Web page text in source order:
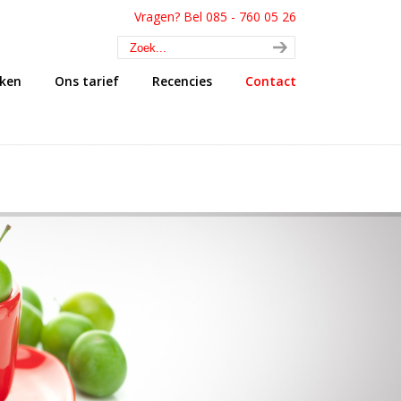
Vragen? Bel 085 - 760 05 26
Ons tarief Recencies Contact